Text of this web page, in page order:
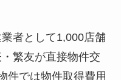
者として1,000店舗
繁友が直接物件交
件では物件取得費用